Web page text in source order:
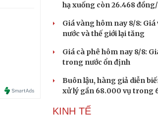
hạ xuống còn 26.468
Giá vàng hôm nay 8/8:
nước và thế giới lại tăng
Giá cà phê hôm nay 8/8:
trong nước ổn định
Buôn lậu, hàng giả diễn
xử lý gần 68.000 vụ trong
KINH TẾ